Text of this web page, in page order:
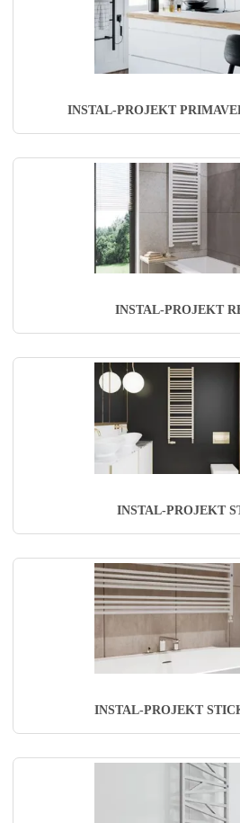
INSTAL-PROJEKT
INSTAL-PROJEKT
INSTAL-PROJEKT
INSTAL-PROJEKT